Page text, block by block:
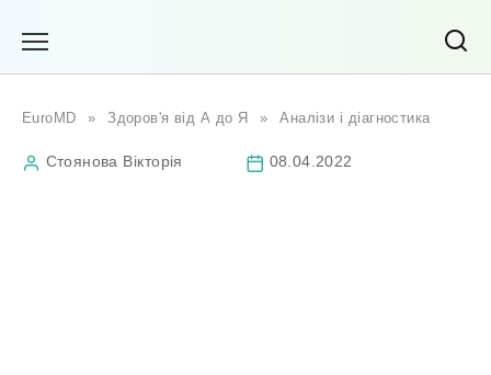
EuroMD » Здоров'я від А до Я » Аналізи і діагностика
Стоянова Вікторія 08.04.2022